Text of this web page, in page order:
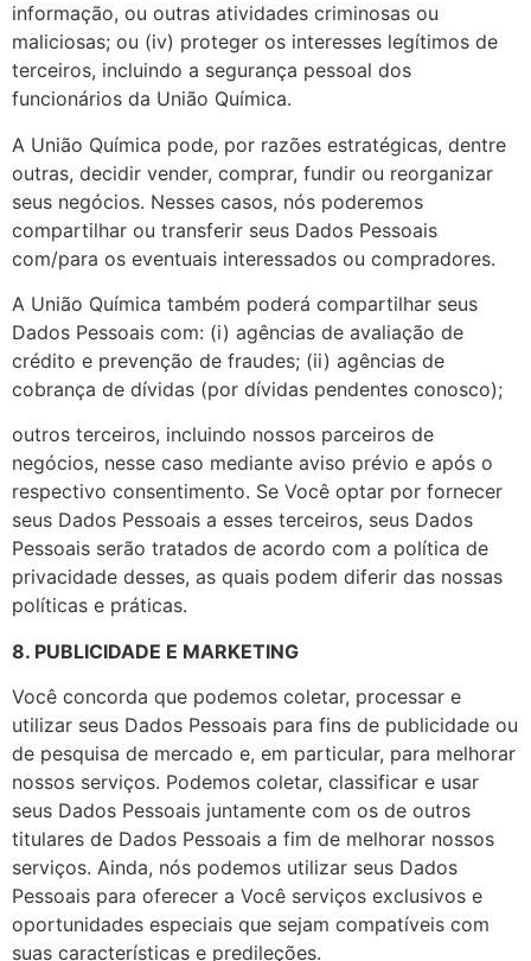
informação, ou outras atividades criminosas ou
maliciosas; ou (iv) proteger os interesses legítimos de
terceiros, incluindo a segurança pessoal dos
funcionários da União Química.
A União Química pode, por razões estratégicas, dentre
outras, decidir vender, comprar, fundir ou reorganizar
seus negócios. Nesses casos, nós poderemos
compartilhar ou transferir seus Dados Pessoais
com/para os eventuais interessados ou compradores.
A União Química também poderá compartilhar seus
Dados Pessoais com: (i) agências de avaliação de
crédito e prevenção de fraudes; (ii) agências de
cobrança de dívidas (por dívidas pendentes conosco);
outros terceiros, incluindo nossos parceiros de
negócios, nesse caso mediante aviso prévio e após o
respectivo consentimento. Se Você optar por fornecer
seus Dados Pessoais a esses terceiros, seus Dados
Pessoais serão tratados de acordo com a política de
privacidade desses, as quais podem diferir das nossas
políticas e práticas.
8. PUBLICIDADE E MARKETING
Você concorda que podemos coletar, processar e
utilizar seus Dados Pessoais para fins de publicidade ou
de pesquisa de mercado e, em particular, para melhorar
nossos serviços. Podemos coletar, classificar e usar
seus Dados Pessoais juntamente com os de outros
titulares de Dados Pessoais a fim de melhorar nossos
serviços. Ainda, nós podemos utilizar seus Dados
Pessoais para oferecer a Você serviços exclusivos e
oportunidades especiais que sejam compatíveis com
suas características e predileções.